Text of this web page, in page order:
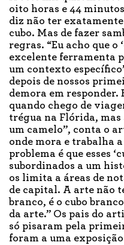
oito horas e 44
diz não ter
cubo. Mas de fazer
regras. “Eu acho que o
excelente ferramenta
um contexto
depois de nossos
demora em
quando chego de
trégua na Flórida,
um camelo”, conta o
onde mora e trabalha
problema é que esses
subordinados a um
os limita a áreas de
de capital. A arte não
branco, é o cubo
da arte.” Os pais do
só pisaram pela
foram a uma